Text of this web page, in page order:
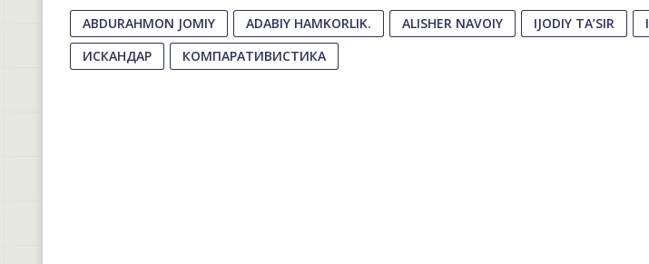
ABDURAHMON JOMIY ADABIY HAMKORLIK. ALISHER NAVOIY IJODIY TA’SIR
ИСКАНДАР
КОМПАРАТИВИСТИКА